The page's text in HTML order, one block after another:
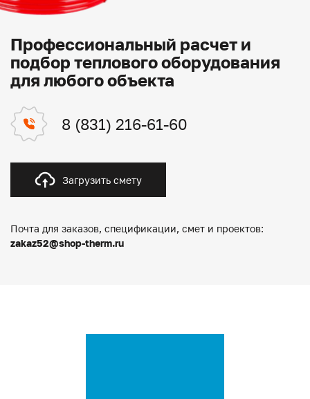
Профессиональный расчет и
подбор теплового оборудования
для любого объекта
8 (831) 216-61-60
Загрузить смету
Почта для заказов, спецификации, смет и проектов:
zakaz52@shop-therm.ru